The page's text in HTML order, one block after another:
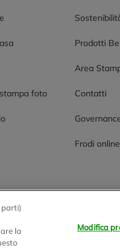
foto
Prodotti
Area
Contatti
Frodi online
parti)
la
Modifica